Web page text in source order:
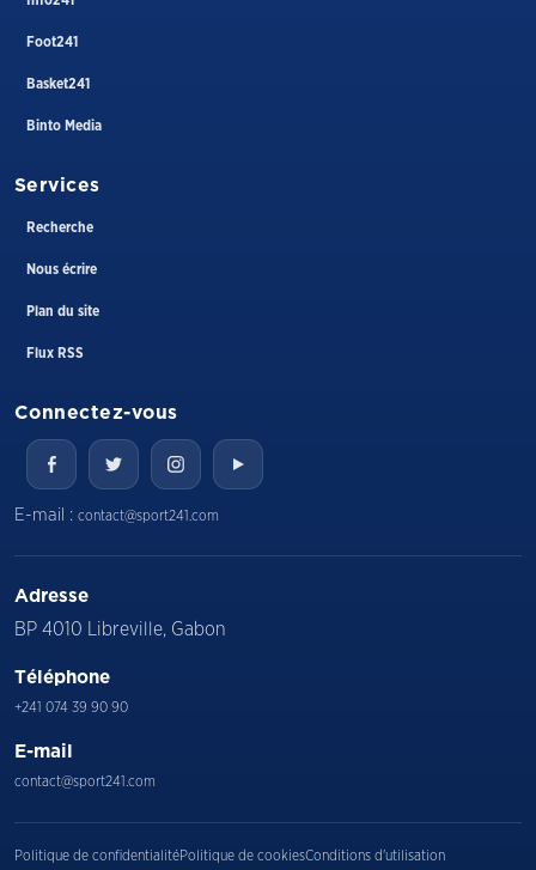
Foot241
Basket241
Binto Media
Services
Recherche
Nous écrire
Plan du site
Flux RSS
Connectez-vous
E-mail : contact@sport241.com
Adresse
BP 4010 Libreville, Gabon
Téléphone
+241 074 39 90 90
E-mail
contact@sport241.com
Politique de confidentialitéPolitique de cookiesConditions d'utilisation